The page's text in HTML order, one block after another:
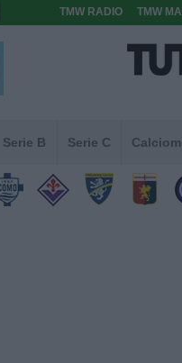
TMW RADIO TMW
Serie B Serie C